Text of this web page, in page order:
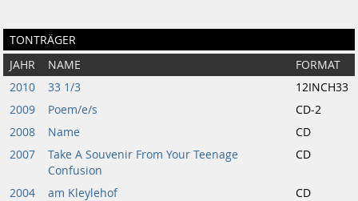
TONTRÄGER
JAHR NAME
FORMAT
2010
33 1/3
12INCH33
2009
Poem/e/s
CD-2
2008
Name
CD
2007
Take A Souvenir From Your Teenage
Confusion
CD
2004 am Kleylehof CD